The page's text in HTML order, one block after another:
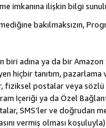
imkanına ilişkin bilgi
bakılmaksızın,
biri adına ya da bir
hiçbir tanıtım,
postalar veya sözlü
İçeriği ya da Özel
SMS’ler ve doğrudan
vermiş olması